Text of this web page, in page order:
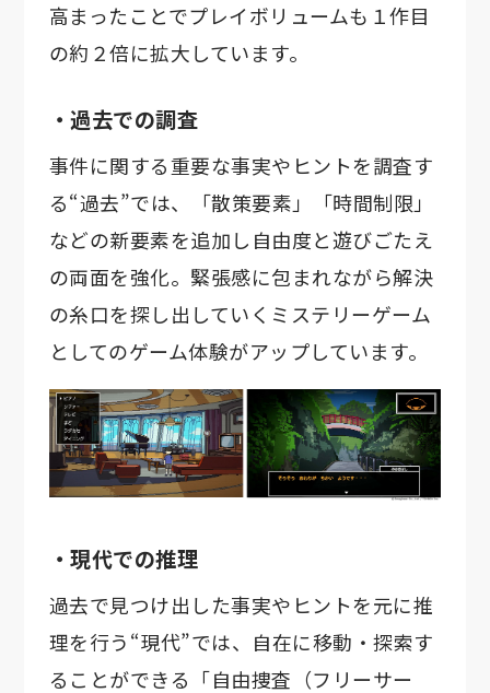
高まったことでプレイボリュームも１作目
の約２倍に拡大しています。
・過去での調査
事件に関する重要な事実やヒントを調査す
る“過去”では、「散策要素」「時間制限」
などの新要素を追加し自由度と遊びごたえ
の両面を強化。緊張感に包まれながら解決
の糸口を探し出していくミステリーゲーム
としてのゲーム体験がアップしています。
・現代での推理
過去で見つけ出した事実やヒントを元に推
理を行う“現代”では、自在に移動・探索す
ることができる「自由捜査（フリーサー